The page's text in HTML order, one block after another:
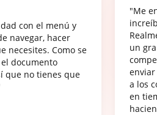
con el menú y
navegar, hacer
necesites. Como se
documento
que no tienes que
"Me
un
a los
en